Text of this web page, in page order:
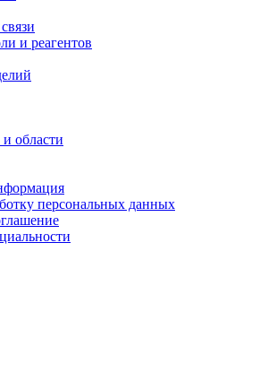
и реагентов
области
персональных данных